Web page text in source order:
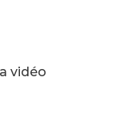
vidéo